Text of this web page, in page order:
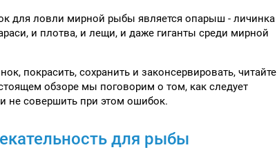
для ловли мирной рыбы является опарыш - личинка
и плотва, и лещи, и даже гиганты среди мирной
покрасить, сохранить и законсервировать, читайте
обзоре мы поговорим о том, как следует
не совершить при этом ошибок.
для рыбы